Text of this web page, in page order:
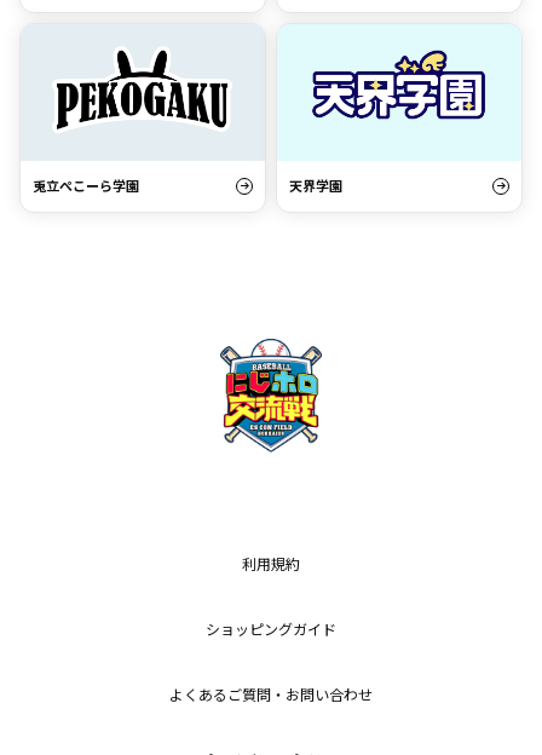
兎立ぺこーら学園 天界学園
利用規約
ショッピングガイド
よくあるご質問・お問い合わせ